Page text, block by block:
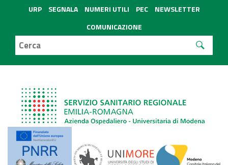
URP SEGNALA NUMERI UTILI PEC
NEWSLETTER
COMUNICAZIONE